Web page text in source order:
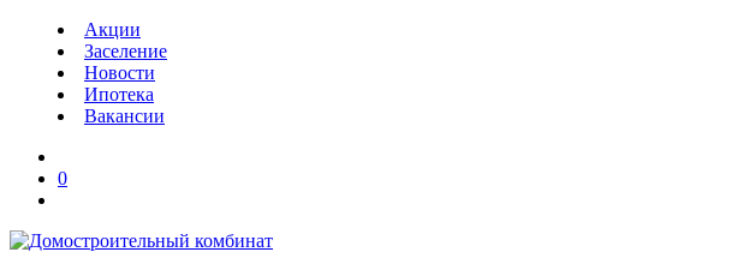
Акции
Заселение
Новости
Ипотека
Вакансии
0